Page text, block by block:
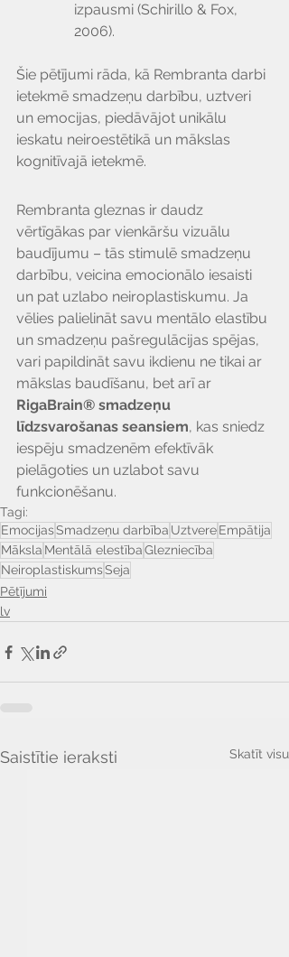
izpausmi (Schirillo & Fox,
2006).
Šie pētījumi rāda, kā Rembranta darbi
ietekmē smadzeņu darbību, uztveri
un emocijas, piedāvājot unikālu
ieskatu neiroestētikā un mākslas
kognitīvajā ietekmē.
Rembranta gleznas ir daudz
vērtīgākas par vienkāršu vizuālu
baudījumu – tās stimulē smadzeņu
darbību, veicina emocionālo iesaisti
un pat uzlabo neiroplastiskumu. Ja
vēlies palielināt savu mentālo elastību
un smadzeņu pašregulācijas spējas,
vari papildināt savu ikdienu ne tikai ar
mākslas baudīšanu, bet arī ar
RigaBrain® smadzeņu
līdzsvarošanas seansiem, kas sniedz
iespēju smadzenēm efektīvāk
pielāgoties un uzlabot savu
funkcionēšanu.
Tagi:
EmocijasSmadzeņu darbība UztvereEmpātija
Māksla Mentālā elestībaGlezniecība
NeiroplastiskumsSeja
Pētījumi
lv
Saistītie ieraksti Skatīt visu